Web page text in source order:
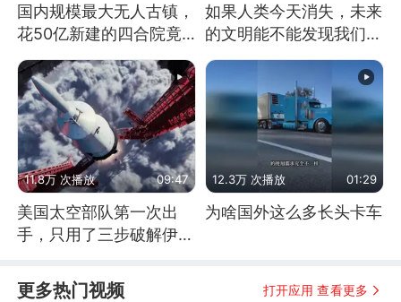
国内规模最大无人古镇，
花50亿新建的四合院竟
没人住，发生了啥
如果人类今天消失，未来
的文明能不能发现我们存
在过？
11.8万 次播放 09:47
美国太空部队第一次出
手，只用了三步破解伊朗
12.3万 次播放 01:29
为啥国外这么多长头卡车
更多热门视频 打开应用 查看更多